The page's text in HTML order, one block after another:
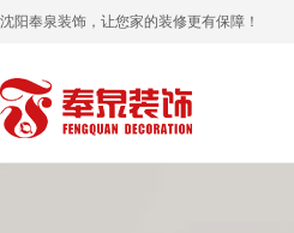
沈阳奉泉装饰，让您家的装修更有保障！